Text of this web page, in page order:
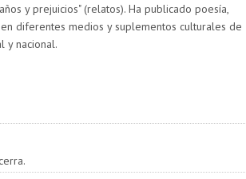
y prejuicios" (relatos). Ha publicado poesía,
diferentes medios y suplementos culturales de
y nacional.